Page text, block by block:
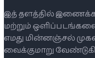
இத் தளத்தில்
மற்றும் ஒளிப்படங்களை
எமது மின்னஞ்சல்
வைக்குமாறு